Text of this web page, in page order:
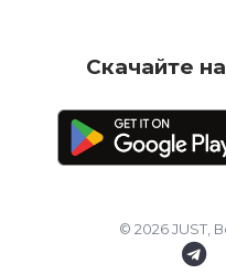
Скачайте
© 2026 JUST,